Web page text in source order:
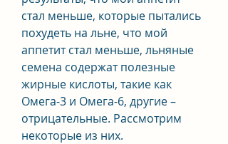
стал меньше, которые пытались
похудеть на льне, что мой
аппетит стал меньше, льняные
семена содержат полезные
жирные кислоты, такие как
Омега-3 и Омега-6, другие –
отрицательные. Рассмотрим
некоторые из них.